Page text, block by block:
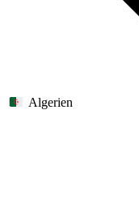
Algerien